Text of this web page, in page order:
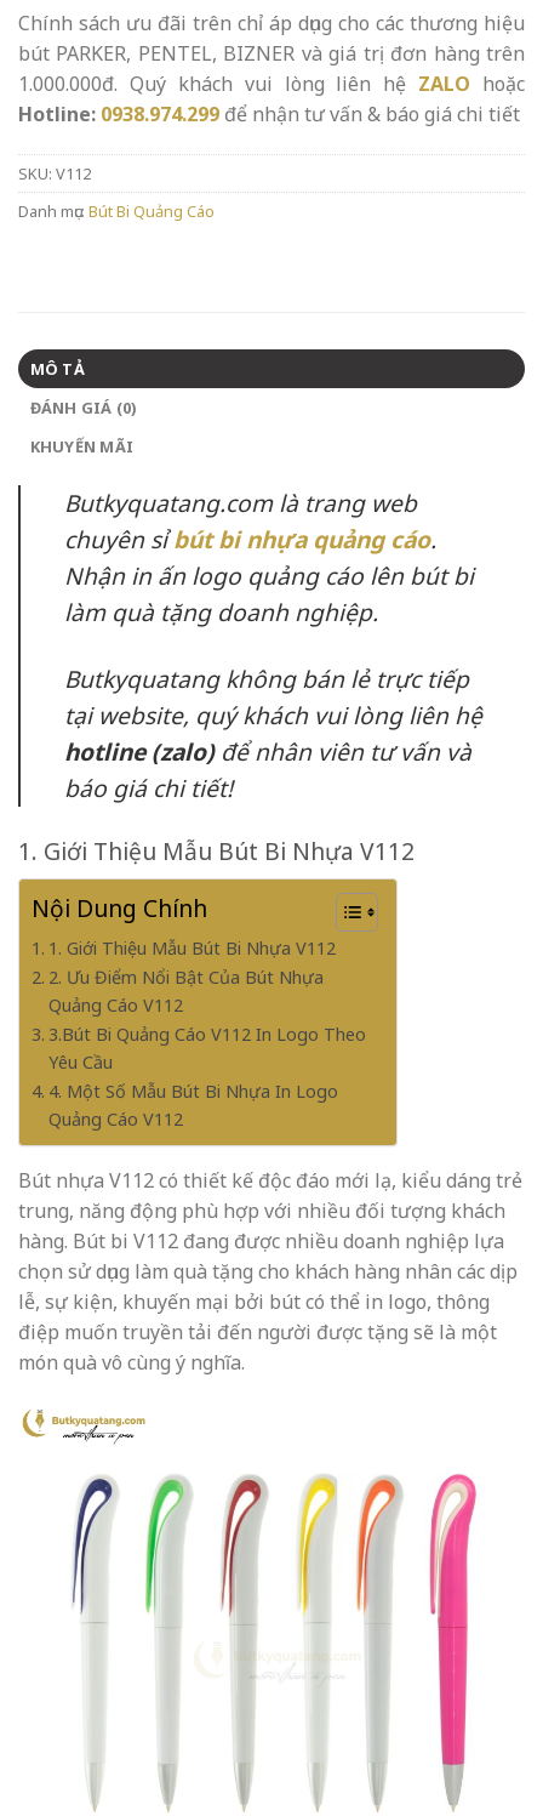
Chính sách ưu đãi trên chỉ áp dụng cho các thương hiệu
bút PARKER, PENTEL, BIZNER và giá trị đơn hàng trên
1.000.000đ. Quý khách vui lòng liên hệ ZALO hoặc
Hotline: 0938.974.299 để nhận tư vấn & báo giá chi tiết
SKU: V112
Danh mục: Bút Bi Quảng Cáo
MÔ TẢ
ĐÁNH GIÁ (0)
KHUYẾN MÃI
Butkyquatang.com là trang web
chuyên sỉbút bi nhựa quảng cáo.
Nhận in ấn logo quảng cáo lên bút bi
làm quà tặng doanh nghiệp.
Butkyquatang không bán lẻ trực tiếp
tại website, quý khách vui lòng liên hệ
hotline (zalo) để nhân viên tư vấn và
báo giá chi tiết!
1. Giới Thiệu Mẫu Bút Bi Nhựa V112
Nội Dung Chính
1. Giới Thiệu Mẫu Bút Bi Nhựa V112
2. Ưu Điểm Nổi Bật Của Bút Nhựa
Quảng Cáo V112
3.Bút Bi Quảng Cáo V112 In Logo Theo
Yêu Cầu
4. Một Số Mẫu Bút Bi Nhựa In Logo
Quảng Cáo V112
Bút nhựa V112 có thiết kế độc đáo mới lạ, kiểu dáng trẻ
trung, năng động phù hợp với nhiều đối tượng khách
hàng. Bút bi V112 đang được nhiều doanh nghiệp lựa
chọn sử dụng làm quà tặng cho khách hàng nhân các dịp
lễ, sự kiện, khuyến mại bởi bút có thể in logo, thông
điệp muốn truyền tải đến người được tặng sẽ là một
món quà vô cùng ý nghĩa.